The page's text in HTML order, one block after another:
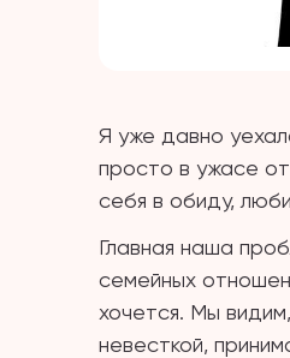
Я уже давно
просто в ужасе
себя в обиду,
Главная наша
семейных
хочется. Мы
невесткой,